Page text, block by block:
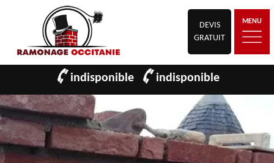
DEVIS
GRATUIT
MENU
indisponible indisponible